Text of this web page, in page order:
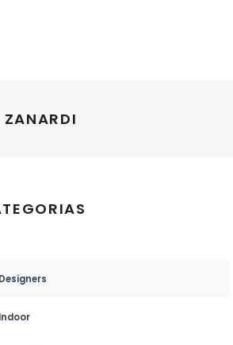
ZANARDI
Designers
Indoor